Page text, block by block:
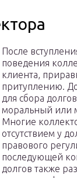
После
поведения
клиента,
притуплению.
для сбора
моральный или
Многие
отсутствием у
правового
последующей
долгов также